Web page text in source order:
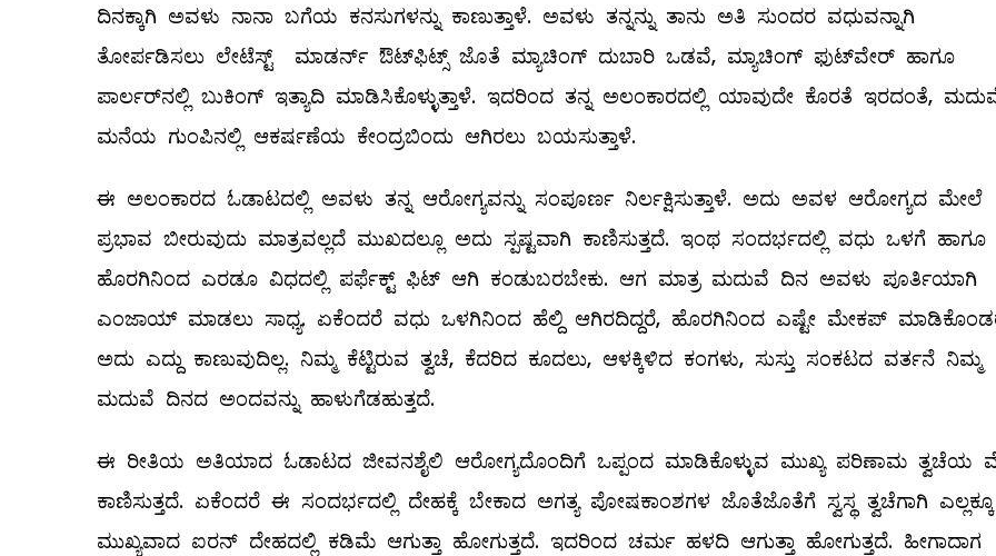
ದಿನಕ್ಕಾಗಿ ಅವಳು ನಾನಾ ಬಗೆಯ ಕನಸುಗಳನ್ನು ಕಾಣುತ್ತಾಳೆ. ಅವಳು ತನ್ನನ್ನು ತಾನು ಅತಿ ಸುಂದರ ವಧುವನ್ನಾಗಿ
ತೋರ್ಪಡಿಸಲು ಲೇಟೆಸ್ಟ್ ಮಾಡರ್ನ್‌ ಔಟ್‌ಫಿಟ್ಸ್ ಜೊತೆ ಮ್ಯಾಚಿಂಗ್‌ ದುಬಾರಿ ಒಡವೆ, ಮ್ಯಾಚಿಂಗ್‌ ಫುಟ್‌ವೇರ್‌ ಹಾಗೂ
ಪಾರ್ಲರ್‌ನಲ್ಲಿ ಬುಕಿಂಗ್‌ ಇತ್ಯಾದಿ ಮಾಡಿಸಿಕೊಳ್ಳುತ್ತಾಳೆ. ಇದರಿಂದ ತನ್ನ ಅಲಂಕಾರದಲ್ಲಿ ಯಾವುದೇ ಕೊರತೆ ಇರದಂತೆ,
ಮನೆಯ ಗುಂಪಿನಲ್ಲಿ ಆಕರ್ಷಣೆಯ ಕೇಂದ್ರಬಿಂದು ಆಗಿರಲು ಬಯಸುತ್ತಾಳೆ.
ಈ ಅಲಂಕಾರದ ಓಡಾಟದಲ್ಲಿ ಅವಳು ತನ್ನ ಆರೋಗ್ಯವನ್ನು ಸಂಪೂರ್ಣ ನಿರ್ಲಕ್ಷಿಸುತ್ತಾಳೆ. ಅದು ಅವಳ ಆರೋಗ್ಯದ ಮೇಲೆ
ಪ್ರಭಾವ ಬೀರುವುದು ಮಾತ್ರವಲ್ಲದೆ ಮುಖದಲ್ಲೂ ಅದು ಸ್ಪಷ್ಟವಾಗಿ ಕಾಣಿಸುತ್ತದೆ. ಇಂಥ ಸಂದರ್ಭದಲ್ಲಿ ವಧು ಒಳಗೆ ಹಾಗೂ
ಹೊರಗಿನಿಂದ ಎರಡೂ ವಿಧದಲ್ಲಿ ಪರ್ಫೆಕ್ಟ್ ಫಿಟ್‌ ಆಗಿ ಕಂಡುಬರಬೇಕು. ಆಗ ಮಾತ್ರ ಮದುವೆ ದಿನ ಅವಳು ಪೂರ್ತಿಯಾಗಿ
ಎಂಜಾಯ್‌ ಮಾಡಲು ಸಾಧ್ಯ. ಏಕೆಂದರೆ ವಧು ಒಳಗಿನಿಂದ ಹೆಲ್ದಿ ಆಗಿರದಿದ್ದರೆ, ಹೊರಗಿನಿಂದ ಎಷ್ಟೇ ಮೇಕಪ್‌
ಅದು ಎದ್ದು ಕಾಣುವುದಿಲ್ಲ. ನಿಮ್ಮ ಕೆಟ್ಟಿರುವ ತ್ವಚೆ, ಕೆದರಿದ ಕೂದಲು, ಆಳಕ್ಕಿಳಿದ ಕಂಗಳು, ಸುಸ್ತು ಸಂಕಟದ ವರ್ತನೆ ನಿಮ್ಮ
ಮದುವೆ ದಿನದ ಅಂದವನ್ನು ಹಾಳುಗೆಡಹುತ್ತದೆ.
ಈ ರೀತಿಯ ಅತಿಯಾದ ಓಡಾಟದ ಜೀವನಶೈಲಿ ಆರೋಗ್ಯದೊಂದಿಗೆ ಒಪ್ಪಂದ ಮಾಡಿಕೊಳ್ಳುವ ಮುಖ್ಯ ಪರಿಣಾಮ ತ್ವಚೆಯ
ಕಾಣಿಸುತ್ತದೆ. ಏಕೆಂದರೆ ಈ ಸಂದರ್ಭದಲ್ಲಿ ದೇಹಕ್ಕೆ ಬೇಕಾದ ಅಗತ್ಯ ಪೋಷಕಾಂಶಗಳ ಜೊತೆಜೊತೆಗೆ ಸ್ವಸ್ಥ ತ್ವಚೆಗಾಗಿ ಎಲ್ಲಕ್ಕೂ
ಮುಖ್ಯವಾದ ಐರನ್‌ ದೇಹದಲ್ಲಿ ಕಡಿಮೆ ಆಗುತ್ತಾ ಹೋಗುತ್ತದೆ. ಇದರಿಂದ ಚರ್ಮ ಹಳದಿ ಆಗುತ್ತಾ ಹೋಗುತ್ತದೆ. ಹೀಗಾದಾಗ